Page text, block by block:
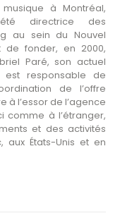
à Montréal,
directrice des
au sein du Nouvel
de fonder, en 2000,
Paré, son actuel
est responsable de
de l’offre
à l’essor de l’agence
comme à l’étranger,
et des activités
aux États-Unis et en